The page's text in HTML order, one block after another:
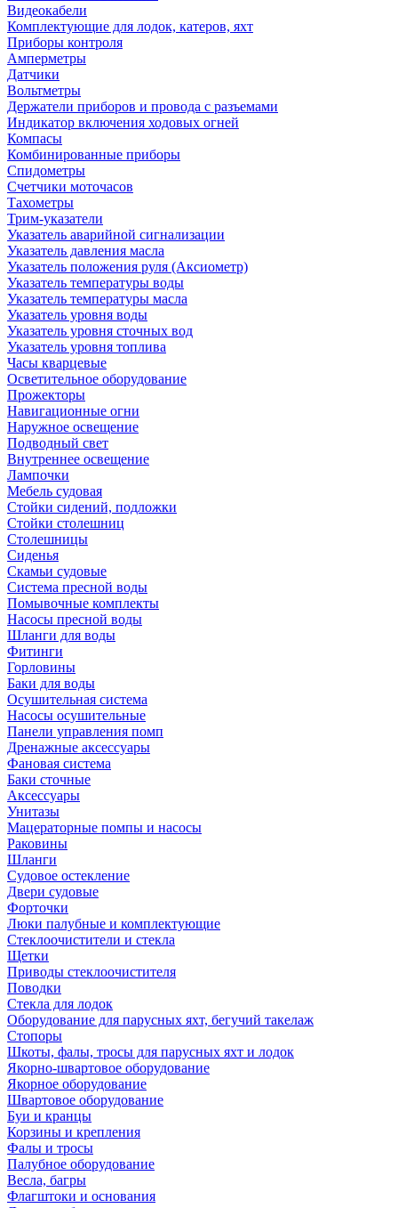
Видеокабели
Комплектующие для лодок, катеров, яхт
Приборы контроля
Амперметры
Датчики
Вольтметры
Держатели приборов и провода с разъемами
Индикатор включения ходовых огней
Компасы
Комбинированные приборы
Спидометры
Счетчики моточасов
Тахометры
Трим-указатели
Указатель аварийной сигнализации
Указатель давления масла
Указатель положения руля (Аксиометр)
Указатель температуры воды
Указатель температуры масла
Указатель уровня воды
Указатель уровня сточных вод
Указатель уровня топлива
Часы кварцевые
Осветительное оборудование
Прожекторы
Навигационные огни
Наружное освещение
Подводный свет
Внутреннее освещение
Лампочки
Мебель судовая
Стойки сидений, подложки
Стойки столешниц
Столешницы
Сиденья
Скамьи судовые
Система пресной воды
Помывочные комплекты
Насосы пресной воды
Шланги для воды
Фитинги
Горловины
Баки для воды
Осушительная система
Насосы осушительные
Панели управления помп
Дренажные аксессуары
Фановая система
Баки сточные
Аксессуары
Унитазы
Мацераторные помпы и насосы
Раковины
Шланги
Судовое остекление
Двери судовые
Форточки
Люки палубные и комплектующие
Стеклоочистители и стекла
Щетки
Приводы стеклоочистителя
Поводки
Стекла для лодок
Оборудование для парусных яхт, бегучий такелаж
Стопоры
Шкоты, фалы, тросы для парусных яхт и лодок
Якорно-швартовое оборудование
Якорное оборудование
Швартовое оборудование
Буи и кранцы
Корзины и крепления
Фалы и тросы
Палубное оборудование
Весла, багры
Флагштоки и основания